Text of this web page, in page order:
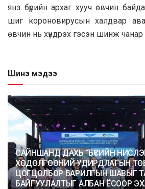
янз бүрийн архаг хууч өвчин
шиг короновирусын халдвар
өвчин нь хүндрэх гэсэн шинж чанар
Шинэ мэдээ
САЙНШАНД ДАХЬ “БҮСИЙН
ХӨДӨЛГӨӨНИЙ УДИРДЛАГЫН
ЦОГЦОЛБОР БАРИЛГЫН ШАВЫГ
БАЙГУУЛАЛТЫГ АЛБАН ЁСООР